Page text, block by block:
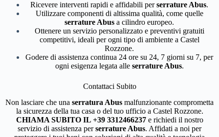
Ricevere interventi rapidi e affidabili perserrature Abus.
Utilizzare componenti di altissima qualità, come quelle
serrature Abus a cilindro europeo.
Ottenere un servizio personalizzato e preventivi gratuiti
competitivi, ideali per ogni tipo di ambiente a Castel
Rozzone.
Godere di assistenza continua 24 ore su 24, 7 giorni su 7, per
ogni esigenza legata alle serrature Abus.
Contattaci Subito
Non lasciare che una serratura Abus malfunzionante comprometta
la sicurezza della tua casa o del tuo ufficio a Castel Rozzone.
CHIAMA SUBITO IL +39 3312466237e richiedi il nostro
servizio di assistenza perserrature Abus. Affidati a noi per